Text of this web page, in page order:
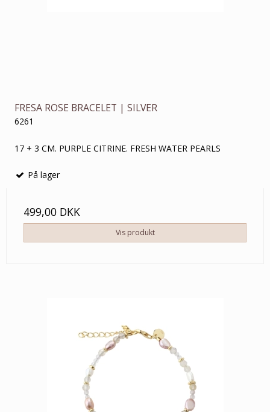
FRESA ROSE BRACELET | SILVER
6261
17 + 3 CM. PURPLE CITRINE. FRESH WATER PEARLS
På lager
499,00 DKK
Vis produkt